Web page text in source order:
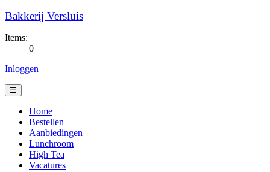
Bakkerij Versluis
Items:
0
Inloggen
☰
Home
Bestellen
Aanbiedingen
Lunchroom
High Tea
Vacatures